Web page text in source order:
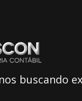
buscando